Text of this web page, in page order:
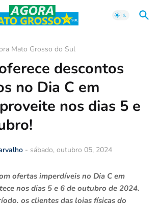
Mato Grosso do Sul
descontos
no Dia C em
nos dias 5 e
- sábado, outubro 05, 2024
ofertas imperdíveis no Dia C em
nos dias 5 e 6 de outubro de 2024.
os clientes das lojas físicas do